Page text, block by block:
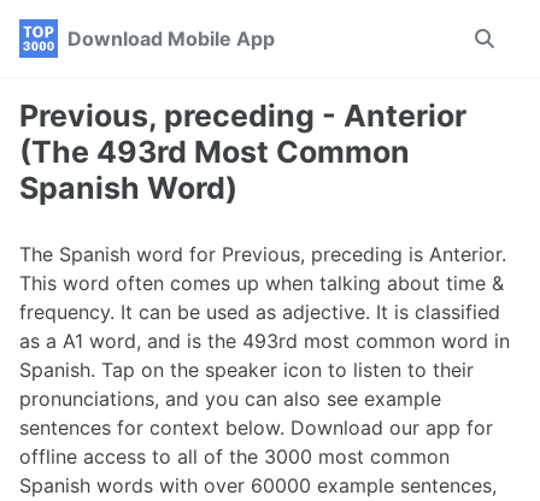
Skip
navigation
Skip
Skip
Download Mobile App
Toggle
Previous, preceding - Anterior
(The 493rd Most Common
Spanish Word)
The Spanish word for Previous, preceding is Anterior.
This word often comes up when talking about time &
frequency. It can be used as adjective. It is classified
as a A1 word, and is the 493rd most common word in
Spanish. Tap on the speaker icon to listen to their
pronunciations, and you can also see example
sentences for context below. Download our app for
offline access to all of the 3000 most common
Spanish words with over 60000 example sentences,